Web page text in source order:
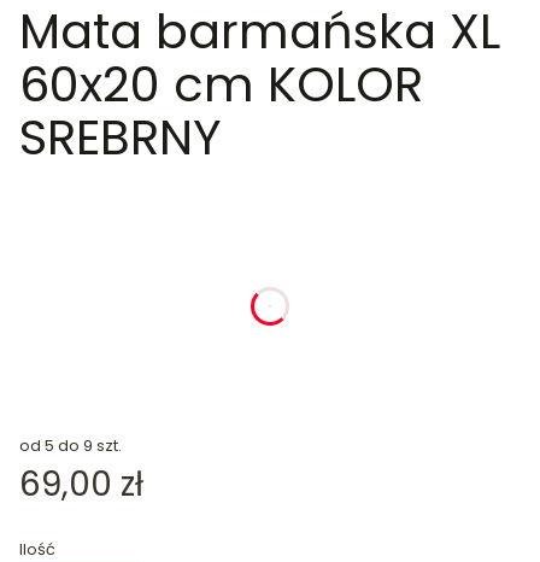
Mata barmańska XL
60x20 cm KOLOR
SREBRNY
godziny
od 5 do 9 szt.
Cena
69,00 zł
Ilość